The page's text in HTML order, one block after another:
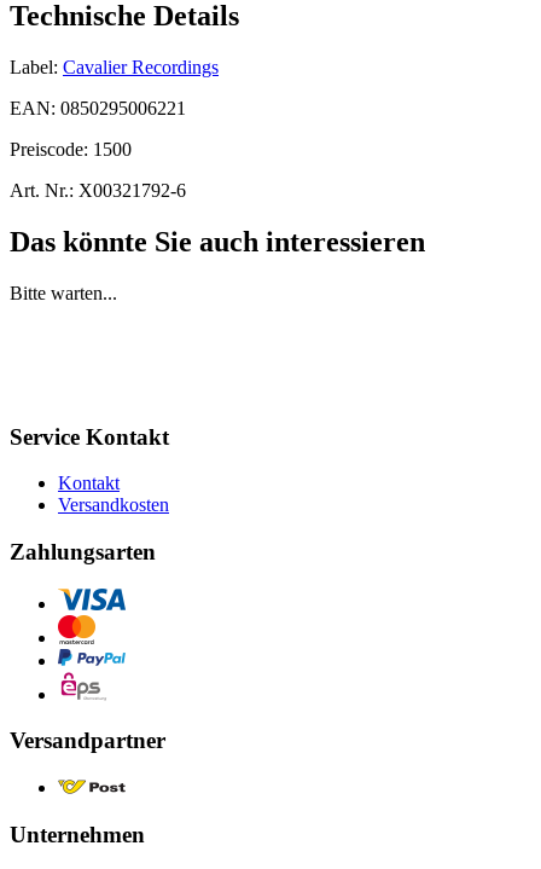
Technische Details
Label: Cavalier Recordings
EAN: 0850295006221
Preiscode: 1500
Art. Nr.: X00321792-6
Das könnte Sie auch interessieren
Bitte warten...
Service Kontakt
Kontakt
Versandkosten
Zahlungsarten
Versandpartner
Unternehmen